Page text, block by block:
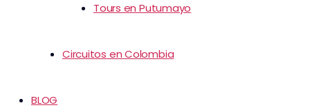
Tours en Putumayo
Circuitos en Colombia
BLOG